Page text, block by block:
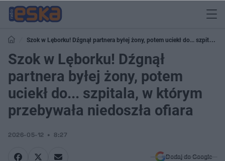
Szok w Lęborku! Dźgnął partnera byłej żony, potem uciekł do... szpitala,
w którym przebywała niedoszła ofiara
Szok w Lęborku! Dźgnął
partnera byłej żony, potem
uciekł do... szpitala, w którym
przebywała niedoszła ofiara
2026-05-12 8:27
Dodaj do Google